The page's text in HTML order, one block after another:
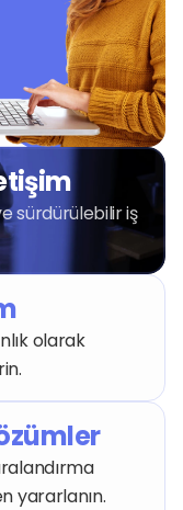
sürdürülebilir iş
olarak
yararlanın.